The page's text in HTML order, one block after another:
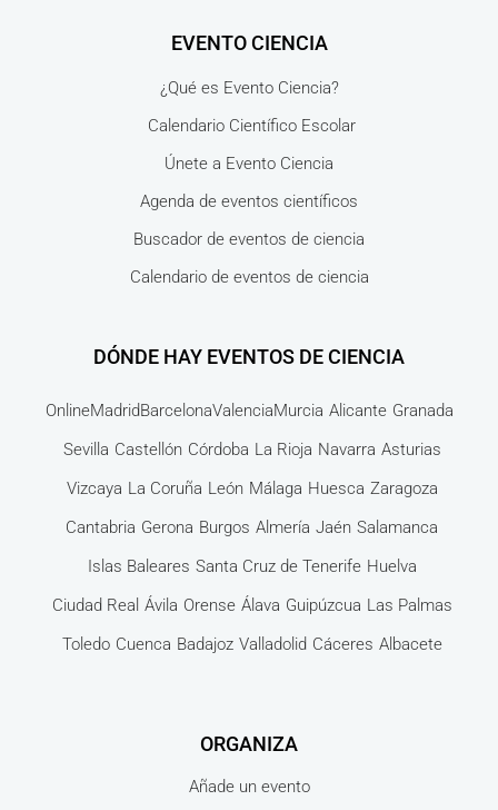
EVENTO CIENCIA
¿Qué es Evento Ciencia?
Calendario Científico Escolar
Únete a Evento Ciencia
Agenda de eventos científicos
Buscador de eventos de ciencia
Calendario de eventos de ciencia
DÓNDE HAY EVENTOS DE CIENCIA
OnlineMadridBarcelonaValenciaMurcia Alicante Granada
Sevilla Castellón Córdoba La Rioja Navarra Asturias
Vizcaya La Coruña León Málaga Huesca Zaragoza
Cantabria Gerona Burgos Almería Jaén Salamanca
Islas Baleares Santa Cruz de Tenerife Huelva
Ciudad Real Ávila Orense Álava Guipúzcua Las Palmas
Toledo Cuenca Badajoz Valladolid Cáceres Albacete
ORGANIZA
Añade un evento